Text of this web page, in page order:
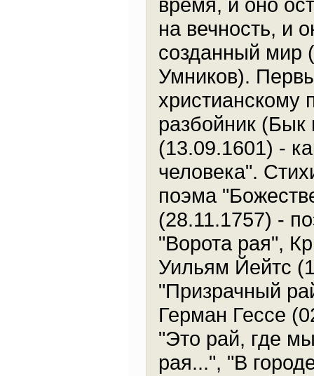
время, и оно
на вечность, и
созданный мир
Умников).
христианскому
разбойник
(13.09.1601) -
человека".
поэма
(28.11.1757) -
"Ворота рая",
Уильям Йейтс
"Призрачный
Герман Гессе
"Это рай, где
рая...", "В